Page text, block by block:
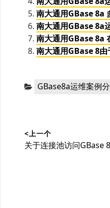
南大通用GBase 8a
南大通用GBase 8a
南大通用GBase 8a
南大通用GBase 8
分
GBase8a运维案例
章
<上一个
上
关于连接池访问GBase